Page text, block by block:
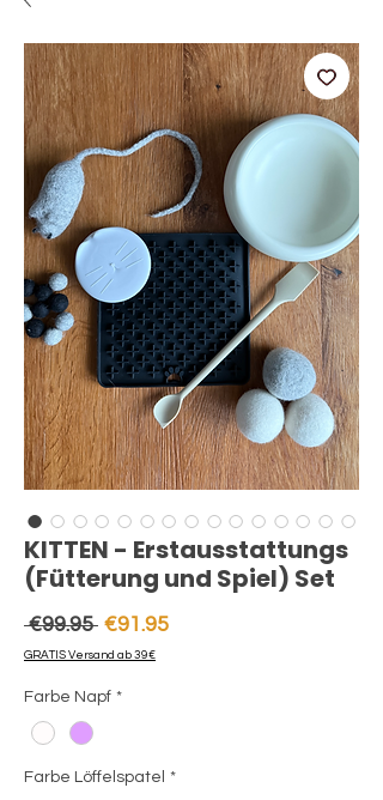
KITTEN - Erstausstattungs
(Fütterung und Spiel) Set
€99.95 Regular
Price
€91.95Sale
GRATIS Versand ab 39€
Farbe Napf *
Farbe Löffelspatel *